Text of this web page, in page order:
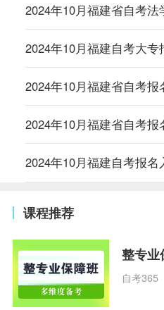
2024年10月福建省自考
2024年10月福建自考大
2024年10月福建省自考
2024年10月福建省自考
2024年10月福建自考报名
课程推荐
整专业
自考365